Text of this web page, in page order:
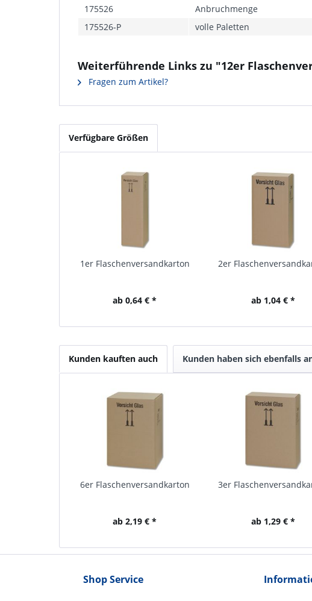
175526
Anbruchmenge
175526-P
volle Paletten
Weiterführende Links zu "12er
Fragen zum Artikel?
Verfügbare Größen
1er Flaschenversandkarton
ab 0,64 € *
2er
ab 1,04 € *
Kunden kauften auch Kunden haben sich ebenfalls
6er Flaschenversandkarton
ab 2,19 € *
3er
ab 1,29 € *
Shop Service